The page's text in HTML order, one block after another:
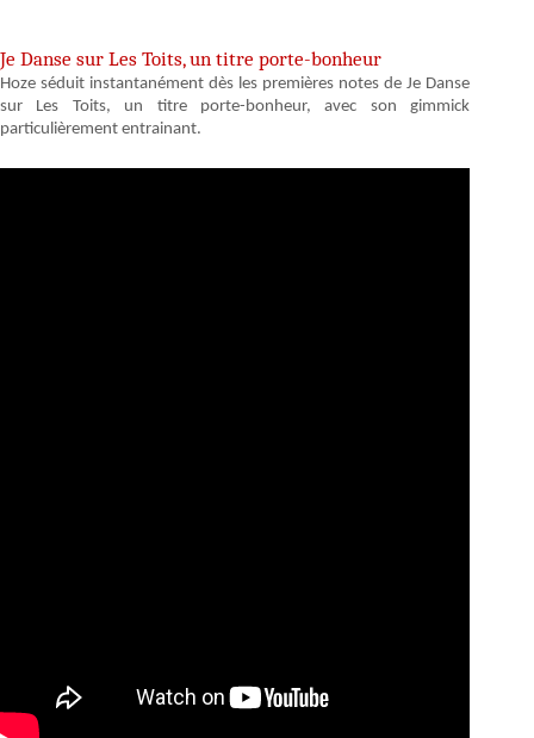
Je Danse sur Les Toits, un titre porte-bonheur
Hoze séduit instantanément dès les premières notes de Je Danse
sur Les Toits, un titre porte-bonheur, avec son gimmick
particulièrement entrainant.